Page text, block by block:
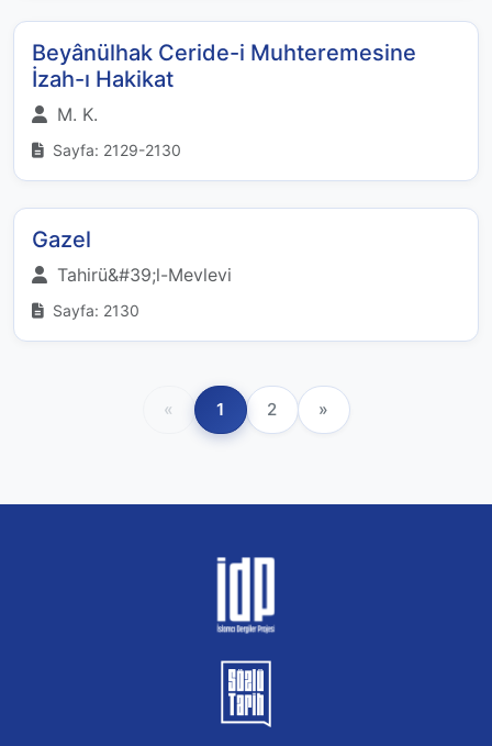
Beyânülhak Ceride-i Muhteremesine
İzah-ı Hakikat
M. K.
Sayfa: 2129-2130
Gazel
Tahirü&#39;l-Mevlevi
Sayfa: 2130
« 1 2 »